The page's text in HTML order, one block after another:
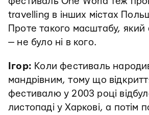
travelling в інших містах
Проте такого масштабу, який
— не було ні в кого.
Ігор: Коли фестиваль
мандрівним, тому що
фестивалю у 2003 році
листопаді у Харкові, а потім